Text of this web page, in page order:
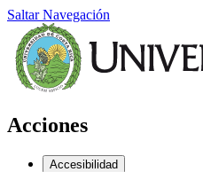
Saltar Navegación
Acciones
Accesibilidad